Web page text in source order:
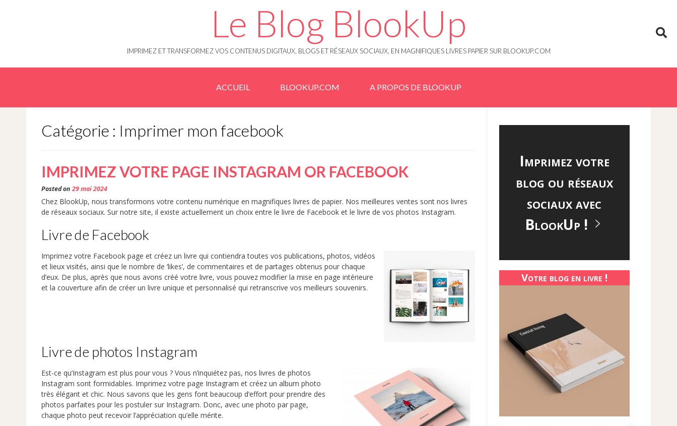
Le Blog BlookUp
IMPRIMEZ ET TRANSFORMEZ VOS CONTENUS DIGITAUX, BLOGS ET RÉSEAUX SOCIAUX, EN MAGNIFIQUES LIVRES PAPIER SUR BLOOKUP.COM
ACCUEIL BLOOKUP.COM A PROPOS DE BLOOKUP
Catégorie : Imprimer mon facebook
IMPRIMEZ VOTRE PAGE INSTAGRAM OR FACEBOOK
Posted on29 mai 2024
Chez BlookUp, nous transformons votre contenu numérique en magnifiques livres de papier. Nos meilleures ventes sont nos livres
de réseaux sociaux. Sur notre site, il existe actuellement un choix entre le livre de Facebook et le livre de vos photos Instagram.
Livre de Facebook
Imprimez votre Facebook page et créez un livre qui contiendra toutes vos publications, photos, vidéos
et lieux visités, ainsi que le nombre de ‘likes’, de commentaires et de partages obtenus pour chaque
d’eux. De plus, après que nous avons créé votre livre, vous pouvez modifier la mise en page intérieure
et la couverture afin de créer un livre unique et personnalisé qui retranscrive vos meilleurs souvenirs.
Livre de photos Instagram
Est-ce qu’Instagram est plus pour vous ? Vous n’inquiétez pas, nos livres de photos
Instagram sont formidables. Imprimez votre page Instagram et créez un album photo
très élégant et chic. Nous savons que les gens font beaucoup d’effort pour prendre des
photos parfaites pour les postuler sur Instagram. Donc, avec une photo par page,
chaque photo peut recevoir l’appréciation qu’elle mérite.
Imprimez votre
blog ou réseaux
sociaux avec
BlookUp !
Votre blog en livre !